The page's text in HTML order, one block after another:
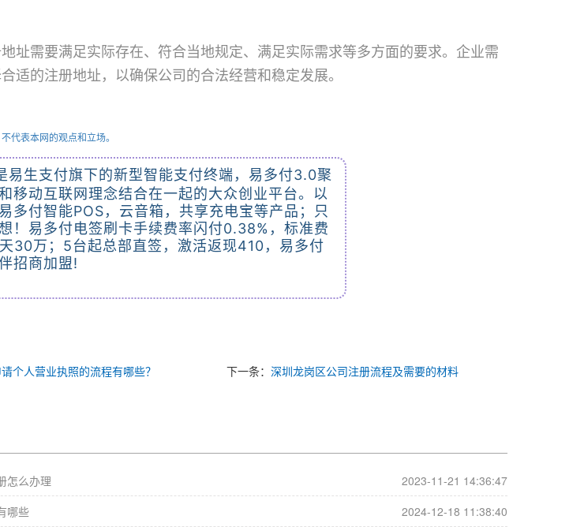
址需要满足实际存在、符合当地规定、满足实际需求等多方面的要求。企业需
适的注册地址，以确保公司的合法经营和稳定发展。
代表本网的观点和立场。
易生支付旗下的新型智能支付终端，易多付3.0聚
移动互联网理念结合在一起的大众创业平台。以
多付智能POS，云音箱，共享充电宝等产品；只
！易多付电签刷卡手续费率闪付0.38%，标准费
30万；5台起总部直签，激活返现410，易多付
招商加盟!
个人营业执照的流程有哪些？ 下一条： 深圳龙岗区公司注册流程及需要的材料
怎么办理
2023-11-21 14:36:47
哪些
2024-12-18 11:38:40